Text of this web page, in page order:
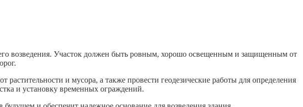
возведения. Участок должен быть ровным, хорошо освещенным и защищенным от
и мусора, а также провести геодезические работы для определения
и установку временных ограждений.